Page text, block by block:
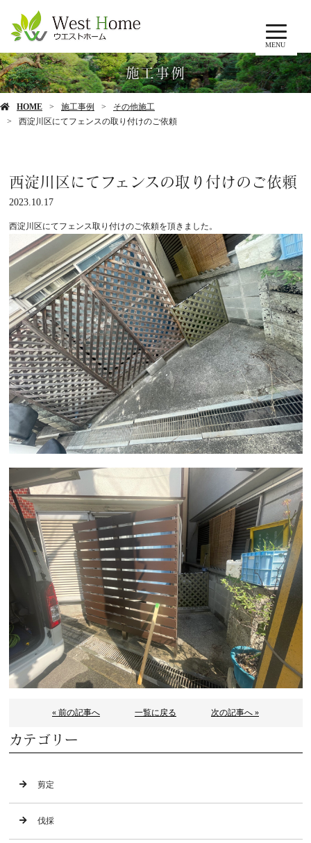
MENU
施工事例
HOME 施工事例
その他施工
西淀川区にてフェンスの取り付けのご依頼
西淀川区にてフェンスの取り付けのご依頼
2023.10.17
西淀川区にてフェンス取り付けのご依頼を頂きました。
« 前の記事へ 一覧に戻る 次の記事へ »
カテゴリー
剪定
伐採